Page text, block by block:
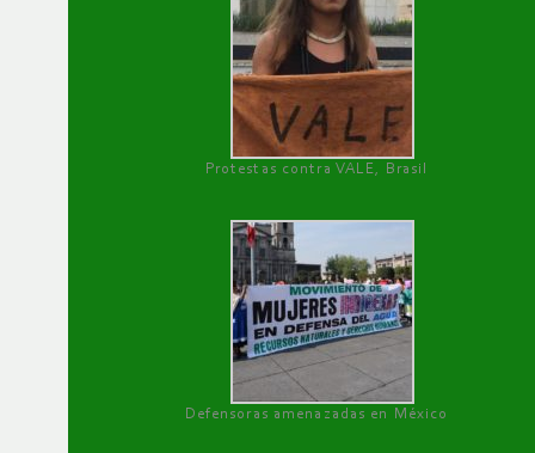
Protestas contra VALE, Brasil
Defensoras amenazadas en México